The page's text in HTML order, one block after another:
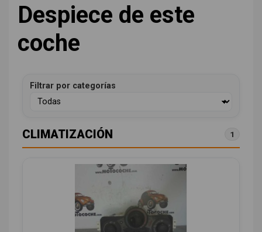
Despiece de este
coche
Filtrar por categorías
CLIMATIZACIÓN 1